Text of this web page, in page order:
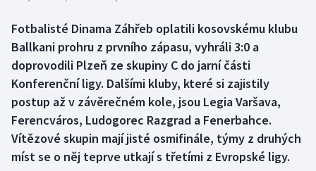
Box
Curling
Dostihy
Florbal
Fotbalisté Dinama Záhřeb oplatili kosovskému klubu
Ballkani prohru z prvního zápasu, vyhráli 3:0 a
doprovodili Plzeň ze skupiny C do jarní části
Konferenční ligy. Dalšími kluby, které si zajistily
postup až v závěrečném kole, jsou Legia Varšava,
Ferencváros, Ludogorec Razgrad a Fenerbahce.
Vítězové skupin mají jisté osmifinále, týmy z druhých
míst se o něj teprve utkají s třetími z Evropské ligy.